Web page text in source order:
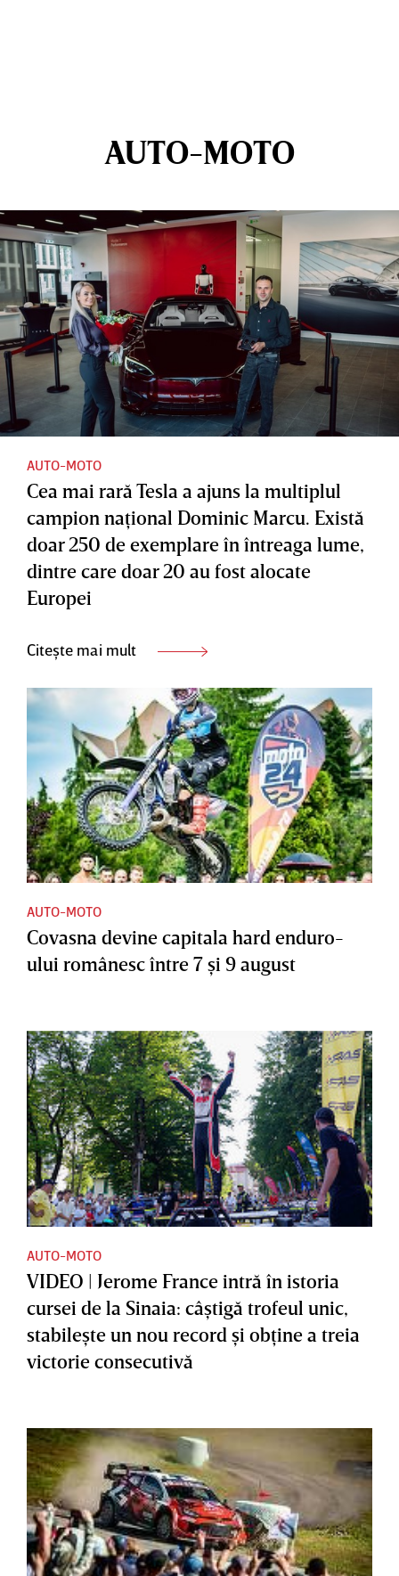
AUTO-MOTO
AUTO-MOTO
Cea mai rară Tesla a ajuns la multiplul
campion naţional Dominic Marcu. Există
doar 250 de exemplare în întreaga lume,
dintre care doar 20 au fost alocate
Europei
Citește mai mult
AUTO-MOTO
Covasna devine capitala hard enduro-
ului românesc între 7 şi 9 august
AUTO-MOTO
VIDEO | Jerome France intră în istoria
cursei de la Sinaia: câştigă trofeul unic,
stabileşte un nou record şi obţine a treia
victorie consecutivă